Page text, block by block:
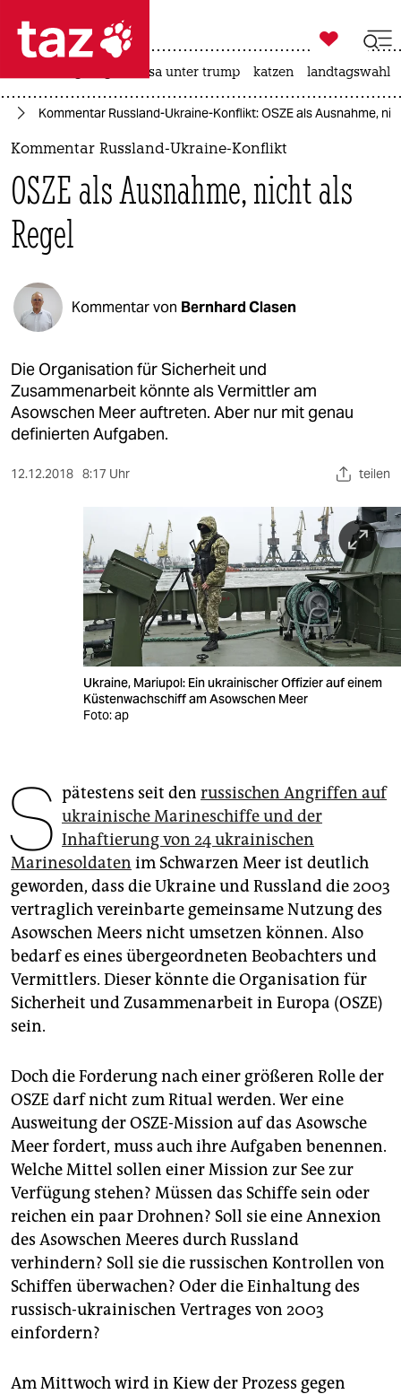
 taz zahl ich
taz zahl ich
politik
öko
gesellschaft
kultur
sport
berlin
nord
wahrheit
veranstaltungen
fragen & hilfe
unterstützen
epaper login

taz zahl ich
usa unter trump katzen landtagswahl
Kommentar Russland-Ukraine-Konflikt: OSZE als Ausnahme,
Kommentar Russland-Ukraine-Konflikt
OSZE als Ausnahme, nicht als
Regel
Kommentar von Bernhard Clasen
Die Organisation für Sicherheit und
Zusammenarbeit könnte als Vermittler am
Asowschen Meer auftreten. Aber nur mit genau
definierten Aufgaben.
12.12.2018 8:17 Uhr teilen
Ukraine, Mariupol: Ein ukrainischer Offizier auf einem
Küstenwachschiff am Asowschen Meer
Foto: ap
S pätestens seit den russischen Angriffen auf
ukrainische Marineschiffe und der
Inhaftierung von 24 ukrainischen
Marinesoldaten im Schwarzen Meer ist deutlich
geworden, dass die Ukraine und Russland die 2003
vertraglich vereinbarte gemeinsame Nutzung des
Asowschen Meers nicht umsetzen können. Also
bedarf es eines übergeordneten Beobachters und
Vermittlers. Dieser könnte die Organisation für
Sicherheit und Zusammenarbeit in Europa (OSZE)
sein.
Doch die Forderung nach einer größeren Rolle der
OSZE darf nicht zum Ritual werden. Wer eine
Ausweitung der OSZE-Mission auf das Asowsche
Meer fordert, muss auch ihre Aufgaben benennen.
Welche Mittel sollen einer Mission zur See zur
Verfügung stehen? Müssen das Schiffe sein oder
reichen ein paar Drohnen? Soll sie eine Annexion
des Asowschen Meeres durch Russland
verhindern? Soll sie die russischen Kontrollen von
Schiffen überwachen? Oder die Einhaltung des
russisch-ukrainischen Vertrages von 2003
einfordern?
Am Mittwoch wird in Kiew der Prozess gegen